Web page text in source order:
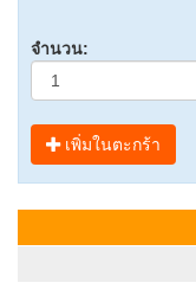
จำนวน:
เพิ่มในตะกร้า